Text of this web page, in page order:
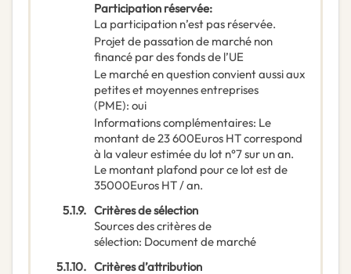
Participation réservée:
La participation n’est pas réservée.
Projet de passation de marché non
financé par des fonds de l’UE
Le marché en question convient aussi aux
petites et moyennes entreprises
(PME): oui
Informations complémentaires: Le
montant de 23 600Euros HT correspond
à la valeur estimée du lot n°7 sur un an.
Le montant plafond pour ce lot est de
35000Euros HT / an.
5.1.9. Critères de sélection
Sources des critères de
sélection: Document de marché
5.1.10. Critères d’attribution